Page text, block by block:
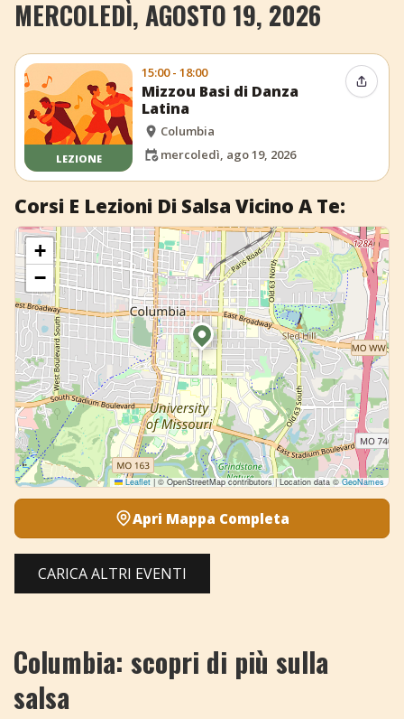
+ Aggiungi evento
MERCOLEDÌ, AGOSTO 19, 2026
LEZIONE
15:00 - 18:00
Mizzou Basi di Danza
Latina
Columbia
mercoledì, ago 19, 2026
Corsi E Lezioni Di Salsa Vicino A Te:
+
−
Leaflet |© OpenStreetMap contributors | Location data ©GeoNames
Apri Mappa Completa
CARICA ALTRI EVENTI
Columbia: scopri di più sulla
salsa